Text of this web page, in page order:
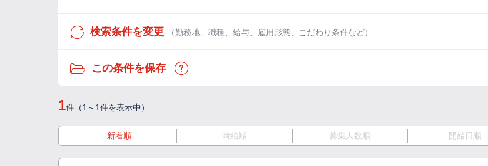
検索条件を変更 （勤務地、職種、給与、雇用形態、こだわり条件など）
この条件を保存
1件（1～1件を表示中）
新着順 時給順 募集人数順 開始日順